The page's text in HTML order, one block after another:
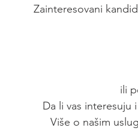
Zainteresovani
ili
Da li vas interesuju
Više o našim